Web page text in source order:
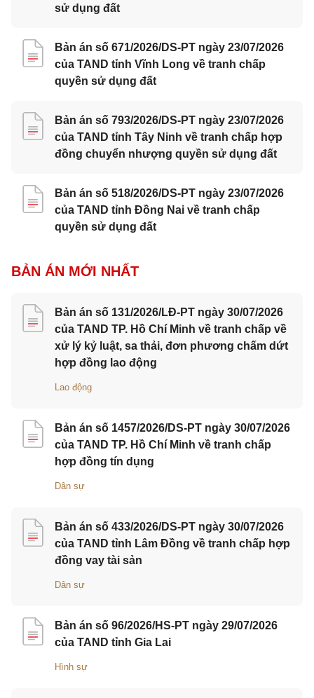
sử dụng đất
Bản án số 671/2026/DS-PT ngày 23/07/2026
của TAND tỉnh Vĩnh Long về tranh chấp
quyền sử dụng đất
Bản án số 793/2026/DS-PT ngày 23/07/2026
của TAND tỉnh Tây Ninh về tranh chấp hợp
đồng chuyển nhượng quyền sử dụng đất
Bản án số 518/2026/DS-PT ngày 23/07/2026
của TAND tỉnh Đồng Nai về tranh chấp
quyền sử dụng đất
BẢN ÁN MỚI NHẤT
Bản án số 131/2026/LĐ-PT ngày 30/07/2026
của TAND TP. Hồ Chí Minh về tranh chấp về
xử lý kỷ luật, sa thải, đơn phương chấm dứt
hợp đồng lao động
Lao động
Bản án số 1457/2026/DS-PT ngày 30/07/2026
của TAND TP. Hồ Chí Minh về tranh chấp
hợp đồng tín dụng
Dân sự
Bản án số 433/2026/DS-PT ngày 30/07/2026
của TAND tỉnh Lâm Đồng về tranh chấp hợp
đồng vay tài sản
Dân sự
Bản án số 96/2026/HS-PT ngày 29/07/2026
của TAND tỉnh Gia Lai
Hình sự